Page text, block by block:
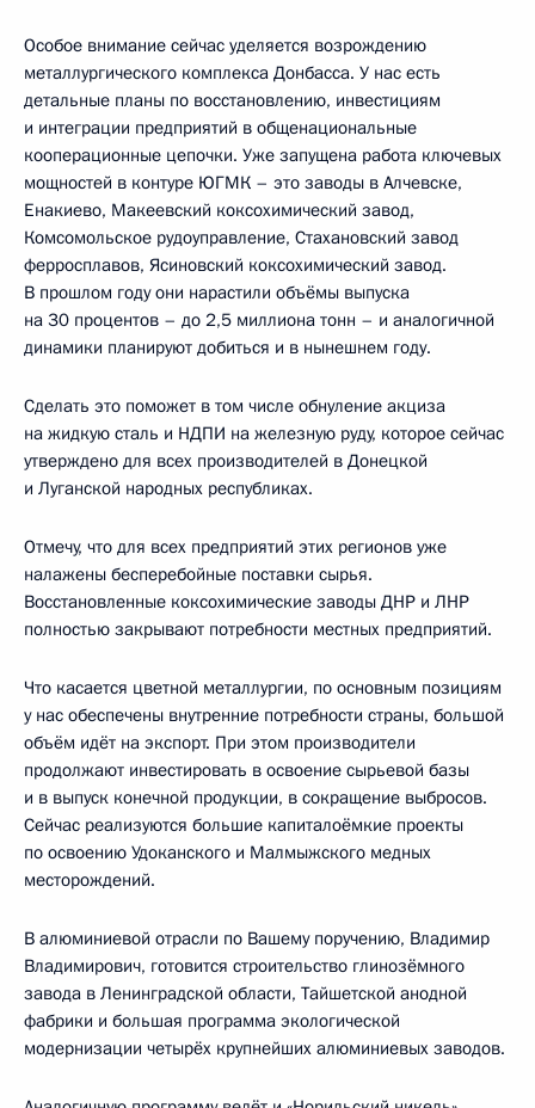
Особое внимание сейчас уделяется возрождению
металлургического комплекса Донбасса. У нас есть
детальные планы по восстановлению, инвестициям
и интеграции предприятий в общенациональные
кооперационные цепочки. Уже запущена работа ключевых
мощностей в контуре ЮГМК – это заводы в Алчевске,
Енакиево, Макеевский коксохимический завод,
Комсомольское рудоуправление, Стахановский завод
ферросплавов, Ясиновский коксохимический завод.
В прошлом году они нарастили объёмы выпуска
на 30 процентов – до 2,5 миллиона тонн – и аналогичной
динамики планируют добиться и в нынешнем году.
Сделать это поможет в том числе обнуление акциза
на жидкую сталь и НДПИ на железную руду, которое сейчас
утверждено для всех производителей в Донецкой
и Луганской народных республиках.
Отмечу, что для всех предприятий этих регионов уже
налажены бесперебойные поставки сырья.
Восстановленные коксохимические заводы ДНР и ЛНР
полностью закрывают потребности местных предприятий.
Что касается цветной металлургии, по основным позициям
у нас обеспечены внутренние потребности страны, большой
объём идёт на экспорт. При этом производители
продолжают инвестировать в освоение сырьевой базы
и в выпуск конечной продукции, в сокращение выбросов.
Сейчас реализуются большие капиталоёмкие проекты
по освоению Удоканского и Малмыжского медных
месторождений.
В алюминиевой отрасли по Вашему поручению, Владимир
Владимирович, готовится строительство глинозёмного
завода в Ленинградской области, Тайшетской анодной
фабрики и большая программа экологической
модернизации четырёх крупнейших алюминиевых заводов.